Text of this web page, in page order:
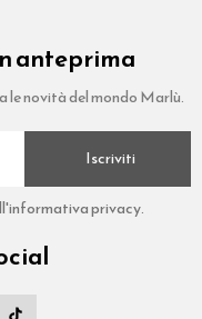
anteprima
le novità del mondo Marlù.
Iscriviti
privacy.